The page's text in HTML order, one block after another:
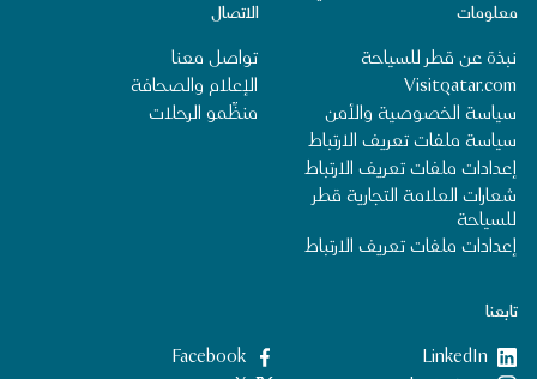
تابعنا
LinkedIn
‎Facebook‏
الاتصال
تواصل معنا
الإعلام والصحافة
منظِّمو الرحلات
معلومات
نبذة عن قطر للسياحة
Visitqatar.com
سياسة الخصوصية والأمن
سياسة ملفات تعريف الارتباط
إعدادات ملفات تعريف الارتباط
شعارات العلامة التجارية قطر
للسياحة
إعدادات ملفات تعريف الارتباط